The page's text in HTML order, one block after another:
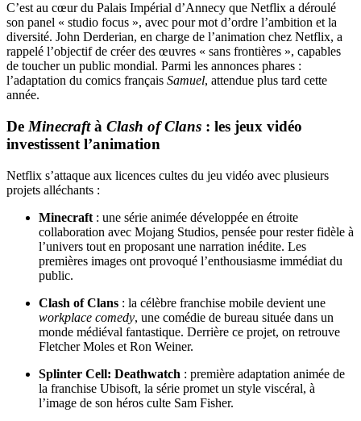
C’est au cœur du Palais Impérial d’Annecy que Netflix a déroulé
son panel « studio focus », avec pour mot d’ordre l’ambition et la
diversité. John Derderian, en charge de l’animation chez Netflix, a
rappelé l’objectif de créer des œuvres « sans frontières », capables
de toucher un public mondial. Parmi les annonces phares :
l’adaptation du comics français Samuel, attendue plus tard cette
année.
De Minecraftà Clash of Clans : les jeux vidéo
investissent l’animation
Netflix s’attaque aux licences cultes du jeu vidéo avec plusieurs
projets alléchants :
Minecraft : une série animée développée en étroite
collaboration avec Mojang Studios, pensée pour rester fidèle à
l’univers tout en proposant une narration inédite. Les
premières images ont provoqué l’enthousiasme immédiat du
public.
Clash of Clans : la célèbre franchise mobile devient une
workplace comedy, une comédie de bureau située dans un
monde médiéval fantastique. Derrière ce projet, on retrouve
Fletcher Moles et Ron Weiner.
Splinter Cell: Deathwatch : première adaptation animée de
la franchise Ubisoft, la série promet un style viscéral, à
l’image de son héros culte Sam Fisher.